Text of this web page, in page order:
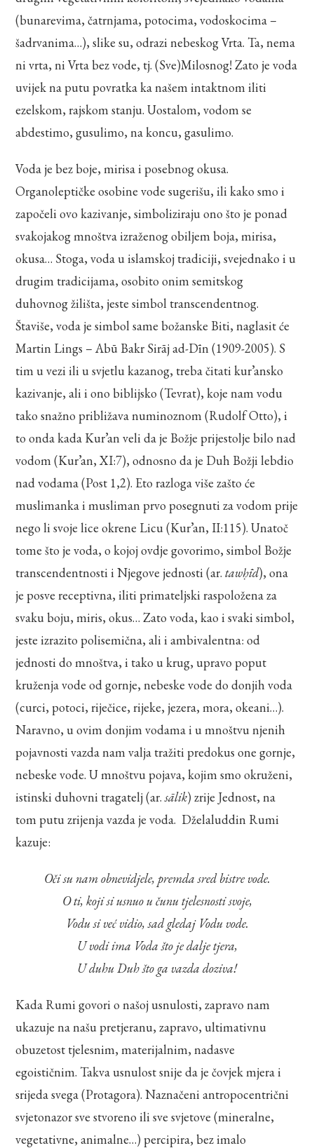
(bunarevima, čatrnjama, potocima, vodoskocima –
šadrvanima…), slike su, odrazi nebeskog Vrta. Ta, nema
ni vrta, ni Vrta bez vode, tj. (Sve)Milosnog! Zato je voda
uvijek na putu povratka ka našem intaktnom iliti
ezelskom, rajskom stanju. Uostalom, vodom se
abdestimo, gusulimo, na koncu, gasulimo.
Voda je bez boje, mirisa i posebnog okusa.
Organoleptičke osobine vode sugerišu, ili kako smo i
započeli ovo kazivanje, simboliziraju ono što je ponad
svakojakog mnoštva izraženog obiljem boja, mirisa,
okusa… Stoga, voda u islamskoj tradiciji, svejednako i u
drugim tradicijama, osobito onim semitskog
duhovnog žilišta, jeste simbol transcendentnog.
Štaviše, voda je simbol same božanske Biti, naglasit će
Martin Lings – Abū Bakr Sirāj ad-Dīn (1909-2005). S
tim u vezi ili u svjetlu kazanog, treba čitati kur’ansko
kazivanje, ali i ono biblijsko (Tevrat), koje nam vodu
tako snažno približava numinoznom (Rudolf Otto), i
to onda kada Kur’an veli da je Božje prijestolje bilo nad
vodom (Kur’an, XI:7), odnosno da je Duh Božji lebdio
nad vodama (Post 1,2). Eto razloga više zašto će
muslimanka i musliman prvo posegnuti za vodom prije
nego li svoje lice okrene Licu (Kur’an, II:115). Unatoč
tome što je voda, o kojoj ovdje govorimo, simbol Božje
transcendentnosti i Njegove jednosti (ar.tawḥīd), ona
je posve receptivna, iliti primateljski raspoložena za
svaku boju, miris, okus… Zato voda, kao i svaki simbol,
jeste izrazito polisemična, ali i ambivalentna: od
jednosti do mnoštva, i tako u krug, upravo poput
kruženja vode od gornje, nebeske vode do donjih voda
(curci, potoci, riječice, rijeke, jezera, mora, okeani…).
Naravno, u ovim donjim vodama i u mnoštvu njenih
pojavnosti vazda nam valja tražiti predokus one gornje,
nebeske vode. U mnoštvu pojava, kojim smo okruženi,
istinski duhovni tragatelj (ar.sālik) zrije Jednost, na
tom putu zrijenja vazda je voda. Dželaluddin Rumi
kazuje:
Oči su nam obnevidjele, premda sred bistre vode.
O ti, koji si usnuo u čunu tjelesnosti svoje,
Vodu si već vidio, sad gledaj Vodu vode.
U vodi ima Voda što je dalje tjera,
U duhu Duh što ga vazda doziva!
Kada Rumi govori o našoj usnulosti, zapravo nam
ukazuje na našu pretjeranu, zapravo, ultimativnu
obuzetost tjelesnim, materijalnim, nadasve
egoističnim. Takva usnulost snije da je čovjek mjera i
srijeda svega (Protagora). Naznačeni antropocentrični
svjetonazor sve stvoreno ili sve svjetove (mineralne,
vegetativne, animalne…) percipira, bez imalo